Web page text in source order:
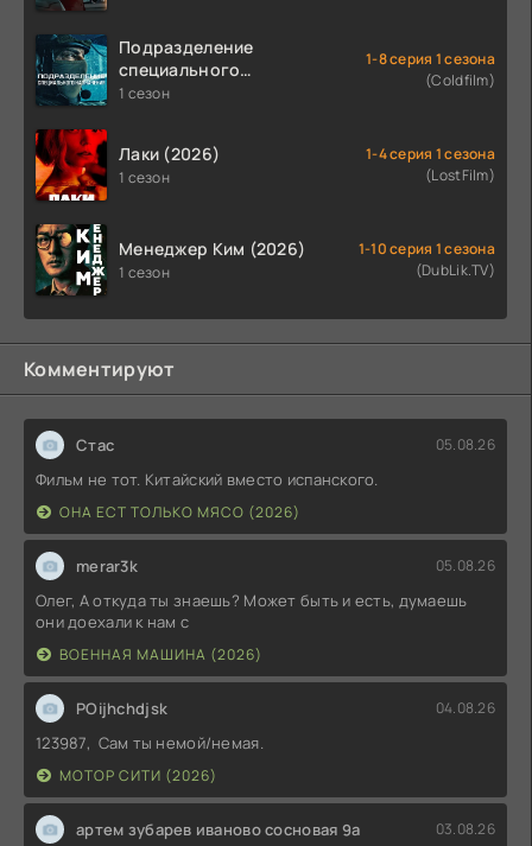
Подразделение
специального
назначения (2026)
1 сезон
1-8 серия 1 сезона
(Coldfilm)
Лаки (2026)
1 сезон
1-4 серия 1 сезона
(LostFilm)
Менеджер Ким (2026)
1 сезон
1-10 серия 1 сезона
(DubLik.TV)
Комментируют
Стас 05.08.26
Фильм не тот. Китайский вместо испанского.
ОНА ЕСТ ТОЛЬКО МЯСО (2026)
merar3k 05.08.26
Олег, А откуда ты знаешь? Может быть и есть, думаешь
они доехали к нам с
ВОЕННАЯ МАШИНА (2026)
POijhchdjsk 04.08.26
123987, Сам ты немой/немая.
МОТОР СИТИ (2026)
артем зубарев иваново сосновая 9а 03.08.26